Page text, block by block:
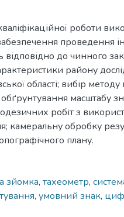
роботи
проведення
до чинного
району
області; вибір
масштабу
робіт з
камеральну обробку
плану.
зйомка, тахеометр,
, умовний знак,